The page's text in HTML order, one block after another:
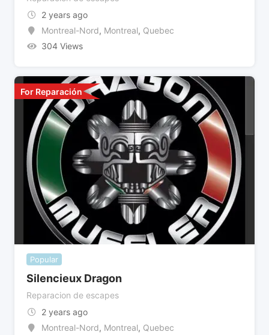
2 years ago
Montreal-Nord, Montreal, Quebec
304 Views
For Reparación
Popular
Silencieux Dragon
Reparacion de escapes
2 years ago
Montreal-Nord, Montreal, Quebec